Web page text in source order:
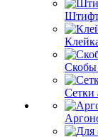
Скобы
Сетки